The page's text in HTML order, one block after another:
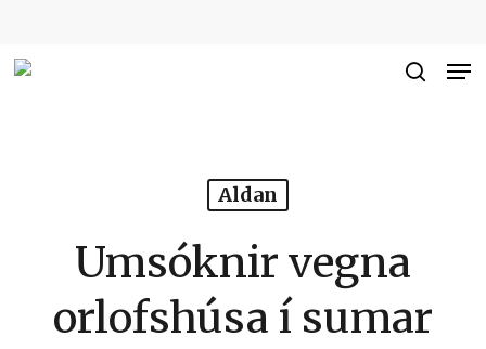
Aldan
Umsóknir vegna
orlofshúsa í sumar
Close